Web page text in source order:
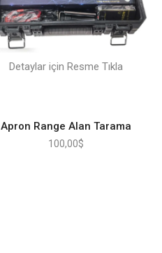
Detaylar için Resme Tıkla
Apron Range Alan Tarama
100,00$